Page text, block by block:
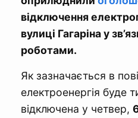
відключення
вулиці Гагаріна у
роботами.
Як зазначається в
електроенергія буде
відключена у четвер,